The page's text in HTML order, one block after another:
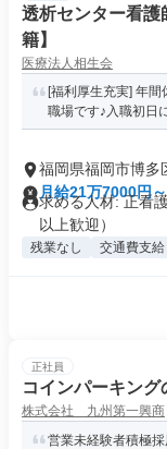
透析センター看護
籍】
医療法人相生会
[福利厚生充実] 年
職場です♪入職初日
福岡県福岡市博多
月給21万7000円
求める人材: 正看
以上歓迎）
残業なし 交通費支給
正社員
コインパーキング
株式会社 九州第一興商
営業未経験者積極